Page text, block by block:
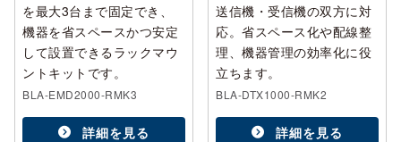
を最大3台まで固定でき、
機器を省スペースかつ安定
して設置できるラックマウ
ントキットです。
BLA-EMD2000-RMK3
詳細を見る
送信機・受信機の双方に対
応。省スペース化や配線整
理、機器管理の効率化に役
立ちます。
BLA-DTX1000-RMK2
詳細を見る